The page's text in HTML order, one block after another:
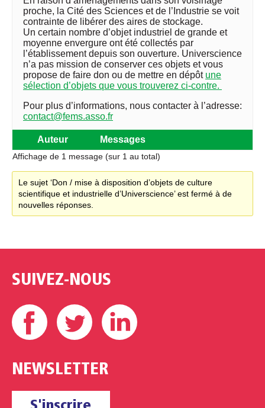
proche, la Cité des Sciences et de l’Industrie se voit
contrainte de libérer des aires de stockage.
Un certain nombre d’objet industriel de grande et
moyenne envergure ont été collectés par
l’établissement depuis son ouverture. Universcience
n’a pas mission de conserver ces objets et vous
propose de faire don ou de mettre en dépôt une
sélection d’objets que vous trouverez ci-contre.
Pour plus d’informations, nous contacter à l’adresse:
contact@fems.asso.fr
Auteur Messages
Affichage de 1 message (sur 1 au total)
Le sujet ‘Don / mise à disposition d’objets de culture
scientifique et industrielle d’Universcience’ est fermé à de
nouvelles réponses.
SUIVEZ-NOUS
Facebook Twitter
NEWSLETTER